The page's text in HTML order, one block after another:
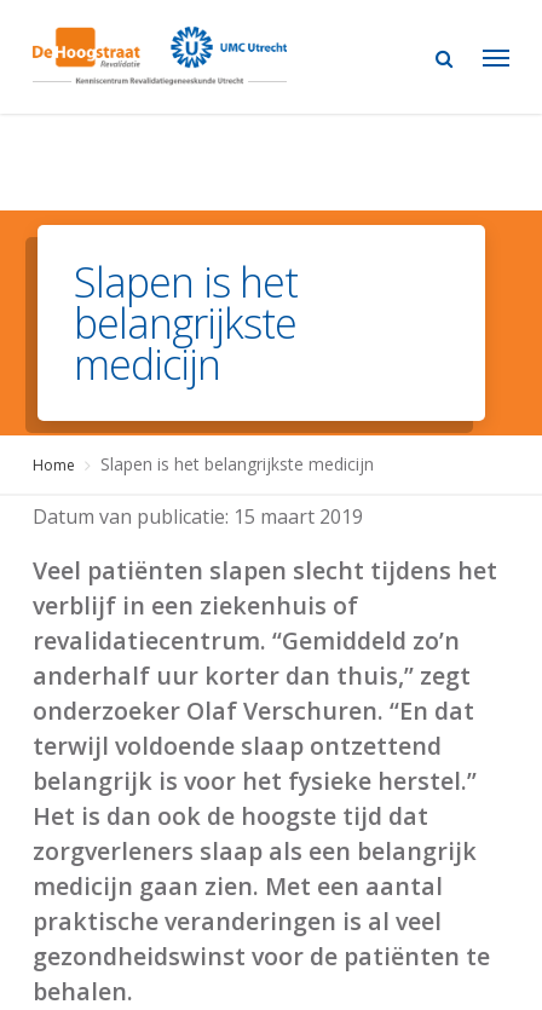
main
Slapen is het
belangrijkste
medicijn
Home Slapen is het belangrijkste medicijn
Datum van publicatie: 15 maart 2019
Veel patiënten slapen slecht tijdens het
verblijf in een ziekenhuis of
revalidatiecentrum. “Gemiddeld zo’n
anderhalf uur korter dan thuis,” zegt
onderzoeker Olaf Verschuren. “En dat
terwijl voldoende slaap ontzettend
belangrijk is voor het fysieke herstel.”
Het is dan ook de hoogste tijd dat
zorgverleners slaap als een belangrijk
medicijn gaan zien. Met een aantal
praktische veranderingen is al veel
gezondheidswinst voor de patiënten te
behalen.